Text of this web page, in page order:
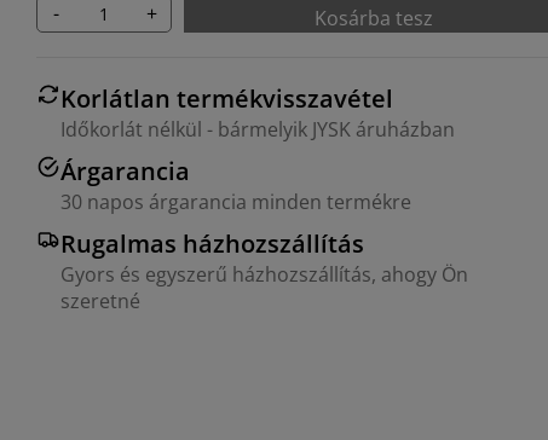
- + Kosárba tesz
Korlátlan termékvisszavétel
Időkorlát nélkül - bármelyik JYSK áruházban
Árgarancia
30 napos árgarancia minden termékre
Rugalmas házhozszállítás
Gyors és egyszerű házhozszállítás, ahogy Ön
szeretné